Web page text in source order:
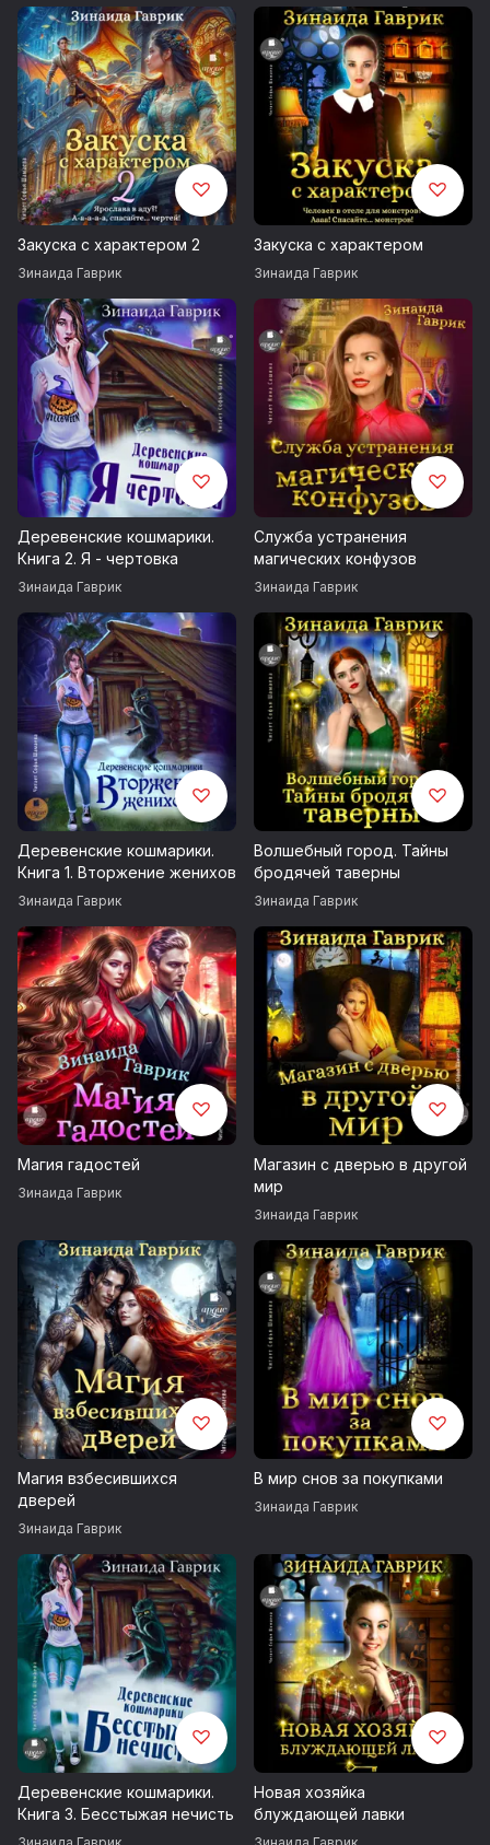
Закуска с характером 2
Зинаида Гаврик
Закуска с характером
Зинаида Гаврик
Деревенские кошмарики.
Книга 2. Я - чертовка
Зинаида Гаврик
Служба устранения
магических конфузов
Зинаида Гаврик
Деревенские кошмарики.
Книга 1. Вторжение женихов
Зинаида Гаврик
Волшебный город. Тайны
бродячей таверны
Зинаида Гаврик
Магия гадостей
Зинаида Гаврик
Магазин с дверью в другой
мир
Зинаида Гаврик
Магия взбесившихся
дверей
Зинаида Гаврик
В мир снов за покупками
Зинаида Гаврик
Деревенские кошмарики.
Книга 3. Бесстыжая нечисть
Новая хозяйка
блуждающей лавки